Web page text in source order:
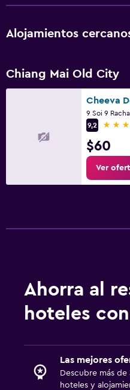
Alojamientos
Chiang Mai Old City
Cheeva
9,2
4
$60
Ver
Ahorra al
hoteles
Las mejores
Descubre más
hoteles y